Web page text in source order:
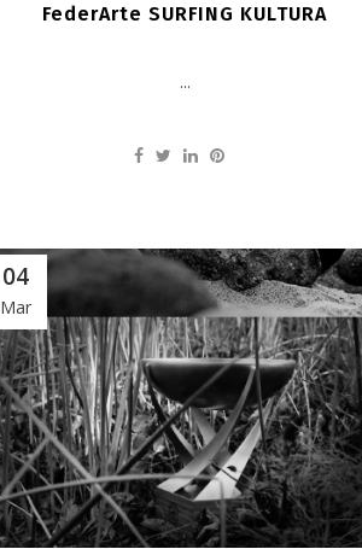
FederArte SURFING KULTURA
...
04
Mar